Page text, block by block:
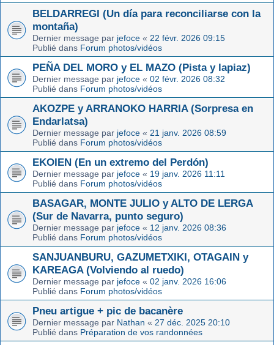
BELDARREGI (Un día para reconciliarse con la
montaña)
Dernier message par jefoce « 22 févr. 2026 09:15
Publié dans Forum photos/vidéos
PEÑA DEL MORO y EL MAZO (Pista y lapiaz)
Dernier message par jefoce « 02 févr. 2026 08:32
Publié dans Forum photos/vidéos
AKOZPE y ARRANOKO HARRIA (Sorpresa en
Endarlatsa)
Dernier message par jefoce « 21 janv. 2026 08:59
Publié dans Forum photos/vidéos
EKOIEN (En un extremo del Perdón)
Dernier message par jefoce « 19 janv. 2026 11:11
Publié dans Forum photos/vidéos
BASAGAR, MONTE JULIO y ALTO DE LERGA
(Sur de Navarra, punto seguro)
Dernier message par jefoce « 12 janv. 2026 08:36
Publié dans Forum photos/vidéos
SANJUANBURU, GAZUMETXIKI, OTAGAIN y
KAREAGA (Volviendo al ruedo)
Dernier message par jefoce « 02 janv. 2026 16:06
Publié dans Forum photos/vidéos
Pneu artigue + pic de bacanère
Dernier message par Nathan « 27 déc. 2025 20:10
Publié dans Préparation de vos randonnées